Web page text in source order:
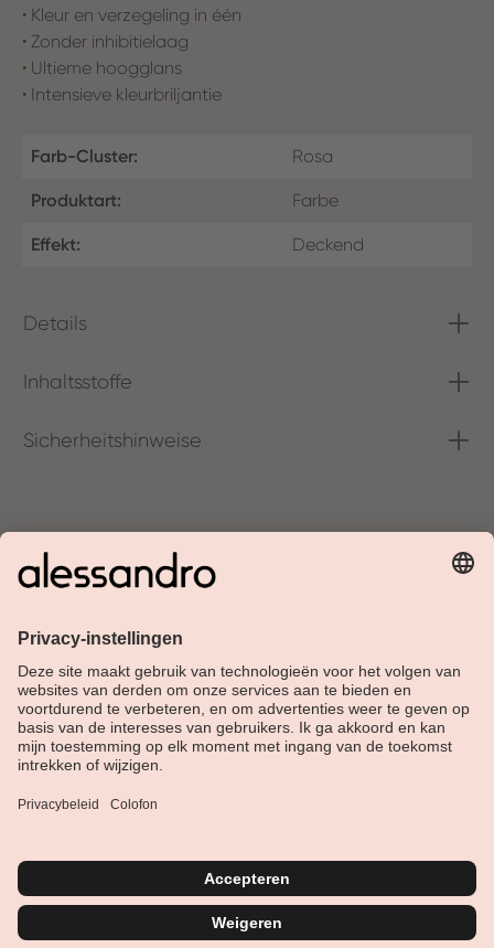
• Kleur en verzegeling in één
• Zonder inhibitielaag
• Ultieme hoogglans
• Intensieve kleurbriljantie
Farb-Cluster: Rosa
Produktart: Farbe
Effekt: Deckend
Details
Inhaltsstoffe
Sicherheitshinweise
Over Alessandro
Shop
Nederlands